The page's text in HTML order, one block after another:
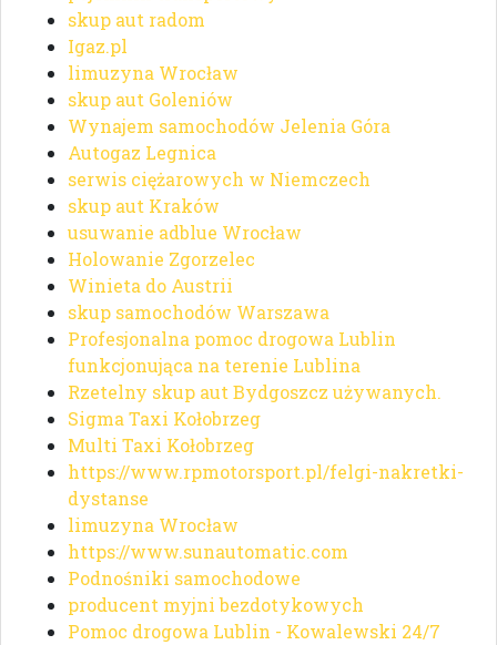
skup aut radom
Igaz.pl
limuzyna Wrocław
skup aut Goleniów
Wynajem samochodów Jelenia Góra
Autogaz Legnica
serwis ciężarowych w Niemczech
skup aut Kraków
usuwanie adblue Wrocław
Holowanie Zgorzelec
Winieta do Austrii
skup samochodów Warszawa
Profesjonalna pomoc drogowa Lublin
funkcjonująca na terenie Lublina
Rzetelny skup aut Bydgoszcz używanych.
Sigma Taxi Kołobrzeg
Multi Taxi Kołobrzeg
https://www.rpmotorsport.pl/felgi-nakretki-
dystanse
limuzyna Wrocław
https://www.sunautomatic.com
Podnośniki samochodowe
producent myjni bezdotykowych
Pomoc drogowa Lublin - Kowalewski 24/7